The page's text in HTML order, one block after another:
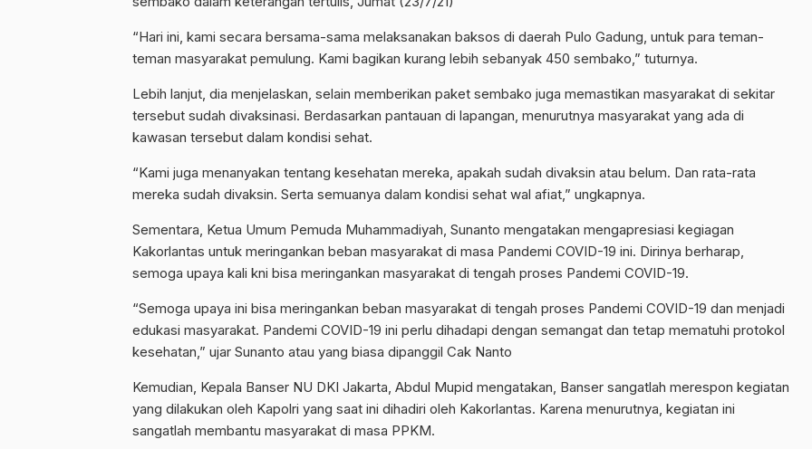
“Hari ini, kami secara bersama-sama melaksanakan baksos di daerah Pulo Gadung, untuk para teman-
teman masyarakat pemulung. Kami bagikan kurang lebih sebanyak 450 sembako,” tuturnya.
Lebih lanjut, dia menjelaskan, selain memberikan paket sembako juga memastikan masyarakat di sekitar
tersebut sudah divaksinasi. Berdasarkan pantauan di lapangan, menurutnya masyarakat yang ada di
kawasan tersebut dalam kondisi sehat.
“Kami juga menanyakan tentang kesehatan mereka, apakah sudah divaksin atau belum. Dan rata-rata
mereka sudah divaksin. Serta semuanya dalam kondisi sehat wal afiat,” ungkapnya.
Sementara, Ketua Umum Pemuda Muhammadiyah, Sunanto mengatakan mengapresiasi kegiagan
Kakorlantas untuk meringankan beban masyarakat di masa Pandemi COVID-19 ini. Dirinya berharap,
semoga upaya kali kni bisa meringankan masyarakat di tengah proses Pandemi COVID-19.
“Semoga upaya ini bisa meringankan beban masyarakat di tengah proses Pandemi COVID-19 dan menjadi
edukasi masyarakat. Pandemi COVID-19 ini perlu dihadapi dengan semangat dan tetap mematuhi protokol
kesehatan,” ujar Sunanto atau yang biasa dipanggil Cak Nanto
Kemudian, Kepala Banser NU DKI Jakarta, Abdul Mupid mengatakan, Banser sangatlah merespon kegiatan
yang dilakukan oleh Kapolri yang saat ini dihadiri oleh Kakorlantas. Karena menurutnya, kegiatan ini
sangatlah membantu masyarakat di masa PPKM.